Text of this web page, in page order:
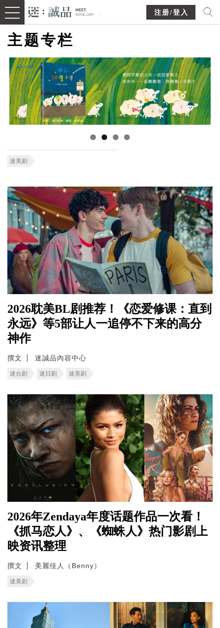
注册/登入
主题专栏
迷美剧
2026耽美BL剧推荐！《恋爱修课：直到
永远》等5部让人一追停不下来的高分
神作
撰文 迷誠品內容中心
迷台剧 迷日剧 迷美剧
2026年Zendaya年度话题作品一次看！
《抓马恋人》、《蜘蛛人》热门影剧上
映资讯整理
撰文 美麗佳人（Benny）
迷美剧